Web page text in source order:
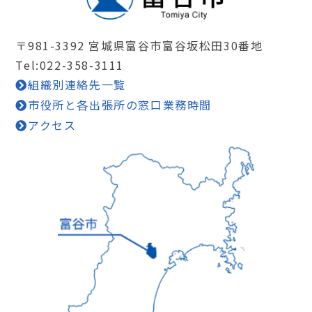
〒981-3392 宮城県富谷市富谷坂松田30番地
Tel:022-358-3111
組織別連絡先一覧
市役所と各出張所の窓口業務時間
アクセス